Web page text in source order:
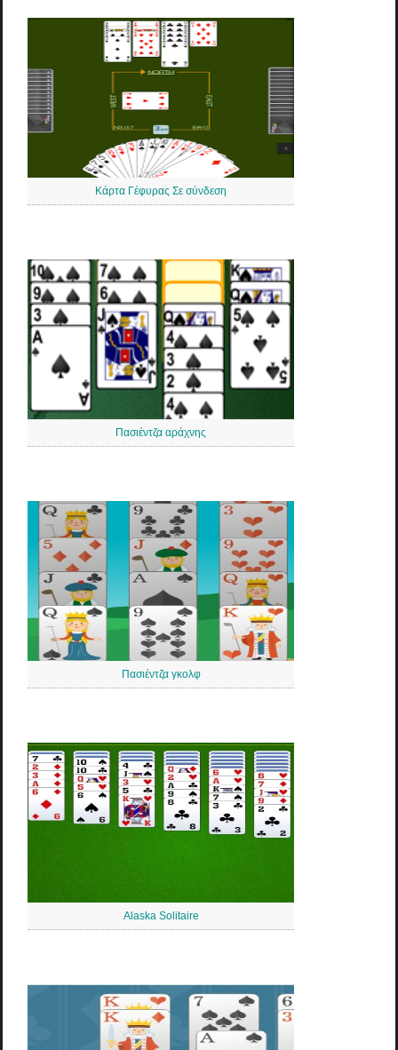
Κάρτα Γέφυρας Σε σύνδεση
Πασιέντζα αράχνης
Πασιέντζα γκολφ
Alaska Solitaire